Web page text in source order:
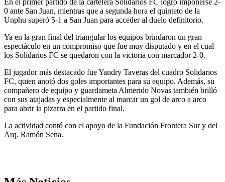
En el primer partido de la cartelera Solidarios FC logró imponerse 2-
0 ante San Juan, mientras que a segunda hora el quinteto de la
Unphu superó 5-1 a San Juan para acceder al duelo definitorio.
Ya en la gran final del triangular los equipos brindaron un gran
espectáculo en un compromiso que fue muy disputado y en el cual
los Solidarios FC se quedaron con la victoria con marcador 2-0.
El jugador más destacado fue Yandry Taveras del cuadro Solidarios
FC, quien anotó dos goles importantes para su equipo. Además, su
compañero de equipo y guardameta Almerido Novas también brilló
con sus atajadas y especialmente al marcar un gol de arco a arco
para abrir la pizarra en el partido final.
La actividad contó con el apoyo de la Fundación Frontera Sur y del
Arq. Ramón Sena.